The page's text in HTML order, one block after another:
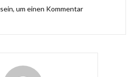
sein, um einen Kommentar